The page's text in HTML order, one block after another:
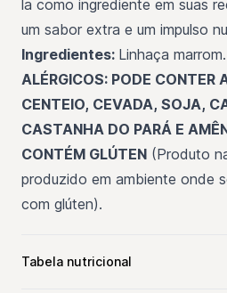
la como ingrediente em suas
um sabor extra e um impulso
Ingredientes: Linhaça marrom.
ALÉRGICOS: PODE CONTER
CENTEIO, CEVADA, SOJA,
CASTANHA DO PARÁ E
CONTÉM GLÚTEN (Produto
produzido em ambiente onde
com glúten).
Tabela nutricional